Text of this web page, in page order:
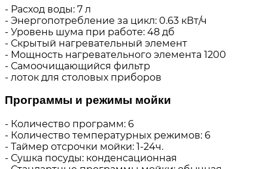
- Расход воды: 7 л
- Энергопотребление за цикл: 0.63 кВт/ч
- Уровень шума при работе: 48 дб
- Скрытый нагревательный элемент
- Мощность нагревательного элемента 1200
- Самоочищающийся фильтр
- лоток для столовых приборов
Программы и режимы мойки
- Количество программ: 6
- Количество температурных режимов: 6
- Таймер отсрочки мойки: 1-24ч.
- Сушка посуды: конденсационная